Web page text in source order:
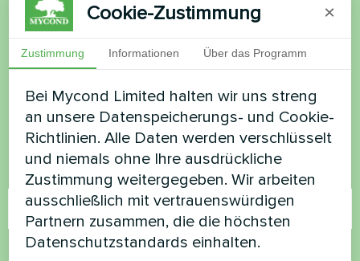
Möchten Sie kaufen oder
haben Sie Fragen?
Kontaktieren Sie uns und wir werden Ihnen
helfen
Name
Rufnummer
Cookie-Zustimmung ×
Zustimmung Informationen Über das Programm
Bei Mycond Limited halten wir uns streng
an unsere Datenspeicherungs- und Cookie-
Richtlinien. Alle Daten werden verschlüsselt
und niemals ohne Ihre ausdrückliche
Zustimmung weitergegeben. Wir arbeiten
ausschließlich mit vertrauenswürdigen
Partnern zusammen, die die höchsten
Datenschutzstandards einhalten.